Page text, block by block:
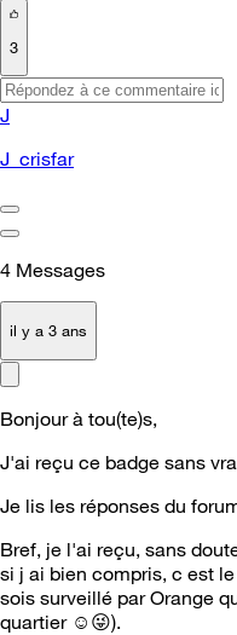
3
J
J_crisfar
4 Messages
il y a 3 ans
Bonjour à tou(te)s,
J'ai reçu ce badge sans
Je lis les réponses du
Bref, je l'ai reçu, sans
si j ai bien compris, c est
sois surveillé par Orange
quartier ☺️ 😜).